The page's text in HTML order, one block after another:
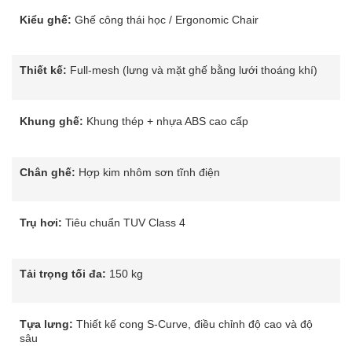
Kiểu ghế: Ghế công thái học / Ergonomic Chair
Thiết kế: Full-mesh (lưng và mặt ghế bằng lưới thoáng khí)
Khung ghế: Khung thép + nhựa ABS cao cấp
Chân ghế: Hợp kim nhôm sơn tĩnh điện
Trụ hơi: Tiêu chuẩn TUV Class 4
Tải trọng tối đa: 150 kg
Tựa lưng: Thiết kế cong S-Curve, điều chỉnh độ cao và độ
sâu